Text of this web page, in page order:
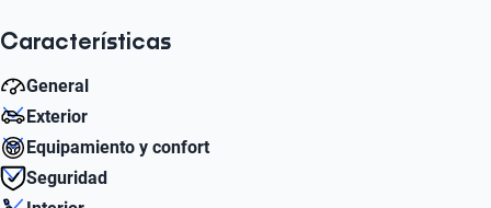
Características
General
143
Caballos de Fuerza Estimado
Exterior
17
Diámetro de Rin
Equipamiento y confort
Aire acondicionado
Seguridad